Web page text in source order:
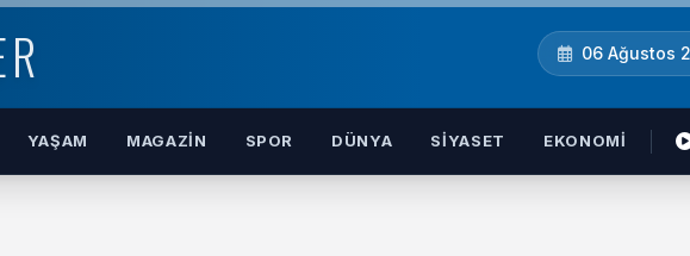
06 Ağustos
YAŞAM MAGAZIN SPOR DÜNYA SIYASET EKONOMI